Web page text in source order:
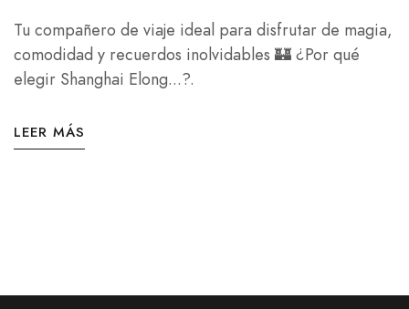
Tu compañero de viaje ideal para disfrutar de magia,
comodidad y recuerdos inolvidables 🏰 ¿Por qué
elegir Shanghai Elong...?.
LEER MÁS